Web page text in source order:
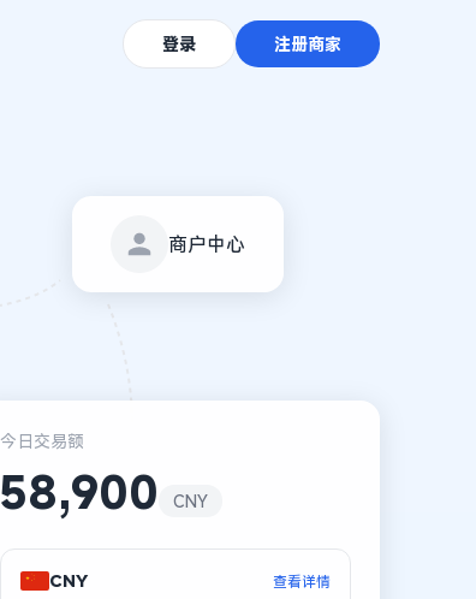
登录 注册商家
商户中心
今日交易额
58,900 CNY
CNY
查看详情